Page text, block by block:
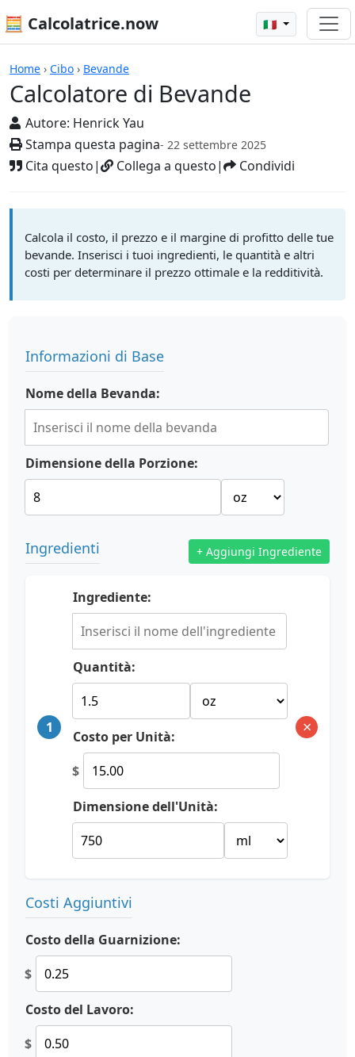
🧮 Calcolatrice.now 🇮🇹
Home › Cibo › Bevande
Calcolatore di Bevande
Autore: Henrick Yau
Stampa questa pagina- 22 settembre 2025
Cita questo| Collega a questo| Condividi
Calcolatrici
Calcola il costo, il prezzo e il margine di profitto delle tue
bevande. Inserisci i tuoi ingredienti, le quantità e altri
costi per determinare il prezzo ottimale e la redditività.
Informazioni di Base
Nome della Bevanda:
Dimensione della Porzione:
Ingredienti + Aggiungi Ingrediente
1
Ingrediente:
Quantità:
Costo per Unità:
$
Dimensione dell'Unità:
×
Costi Aggiuntivi
Costo della Guarnizione:
$
Costo del Lavoro:
$